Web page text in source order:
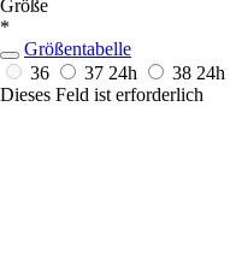
Größe
*
Größentabelle
36
37 24h 38 24h
Dieses Feld ist erforderlich